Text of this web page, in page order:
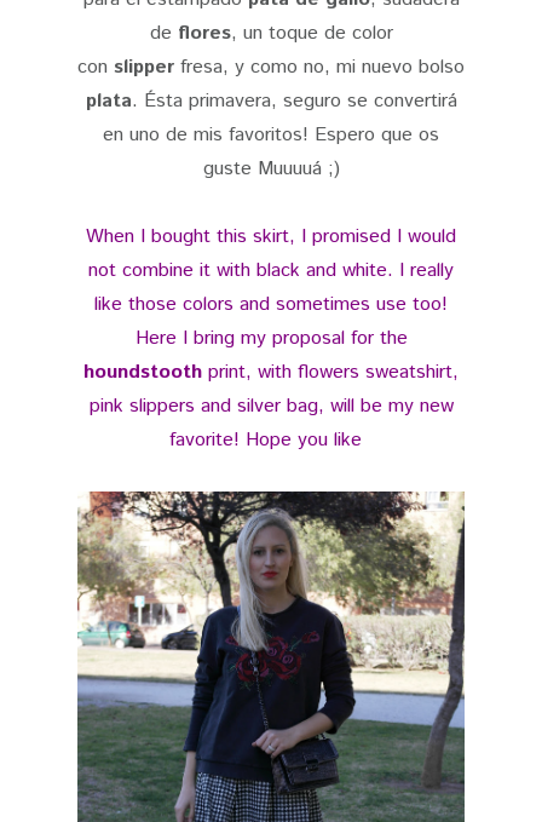
de flores, un toque de color
con slipper fresa, y como no, mi nuevo bolso
plata. Ésta primavera, seguro se convertirá
en uno de mis favoritos! Espero que os
guste Muuuuá ;)
When I bought this skirt, I promised I would
not combine it with black and white. I really
like those colors and sometimes use too!
Here I bring my proposal for the
houndstooth print, with flowers sweatshirt,
pink slippers and silver bag, will be my new
favorite! Hope you like